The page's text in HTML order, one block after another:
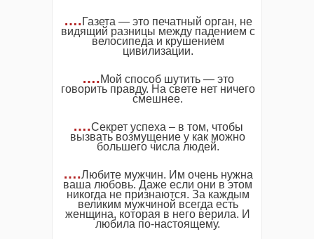
….Газета — это печатный орган, не
видящий разницы между падением с
велосипеда и крушением
цивилизации.
….Мой способ шутить — это
говорить правду. На свете нет ничего
смешнее.
….Секрет успеха – в том, чтобы
вызвать возмущение у как можно
большего числа людей.
….Любите мужчин. Им очень нужна
ваша любовь. Даже если они в этом
никогда не признаются. За каждым
великим мужчиной всегда есть
женщина, которая в него верила. И
любила по-настоящему.